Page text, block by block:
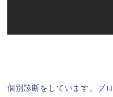
個別診断をしています。ブ